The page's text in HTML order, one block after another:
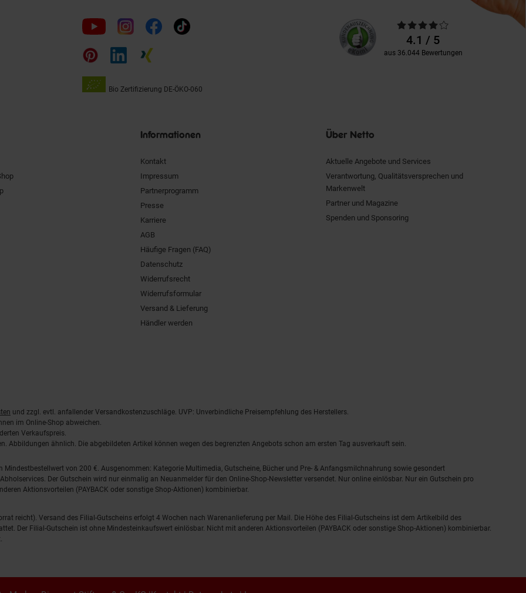
Folge
uns
auf
Bio Zertifizierung DE-ÖKO-060
Unsere
Kundenbewertungen
Durchschnittliche
Bewertungen4.1 / 5
aus 36.044 Bewertungen
Informationen
Kontakt
Impressum
Partnerprogramm
Presse
Karriere
AGB
Häufige Fragen (FAQ)
Datenschutz
Widerrufsrecht
Widerrufsformular
Versand & Lieferung
Händler werden
Über Netto
Aktuelle Angebote und Services
Verantwortung, Qualitätsversprechen und
Markenwelt
Partner und Magazine
Spenden und Sponsoring
und zzgl. evtl. anfallender Versandkostenzuschläge. UVP: Unverbindliche Preisempfehlung des Herstellers.
im Online-Shop abweichen.
Verkaufspreis.
Abbildungen ähnlich. Die abgebildeten Artikel können wegen des begrenzten Angebots schon am ersten Tag ausverkauft sein.
von 200 €. Ausgenommen: Kategorie Multimedia, Gutscheine, Bücher und Pre- & Anfangsmilchnahrung sowie gesondert
Der Gutschein wird nur einmalig an Neuanmelder für den Online-Shop-Newsletter versendet. Nur online einlösbar. Nur ein Gutschein pro
Aktionsvorteilen (PAYBACK oder sonstige Shop-Aktionen) kombinierbar.
reicht). Versand des Filial-Gutscheins erfolgt 4 Wochen nach Warenanlieferung per Mail. Die Höhe des Filial-Gutscheins ist dem Artikelbild des
Der Filial-Gutschein ist ohne Mindesteinkaufswert einlösbar. Nicht mit anderen Aktionsvorteilen (PAYBACK oder sonstige Shop-Aktionen) kombinierbar.